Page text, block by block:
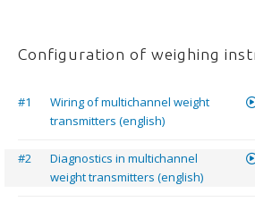
Configuration of weighing
#1
Wiring of multichannel weight
transmitters (english)
#2
Diagnostics in multichannel
weight transmitters (english)